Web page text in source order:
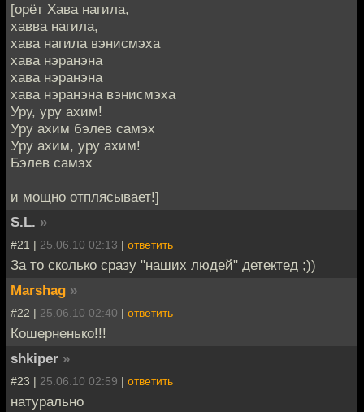
[орёт Хава нагила,
хавва нагила,
хава нагила вэнисмэха
хава нэранэна
хава нэранэна
хава нэранэна вэнисмэха
Уру, уру ахим!
Уру ахим бэлев самэх
Уру ахим, уру ахим!
Бэлев самэх
и мощно отплясывает!]
S.L. »
#21 | 25.06.10 02:13 | ответить
За то сколько сразу "наших людей" детектед ;))
Marshag »
#22 | 25.06.10 02:40 | ответить
Кошерненько!!!
shkiper »
#23 | 25.06.10 02:59 | ответить
натурально